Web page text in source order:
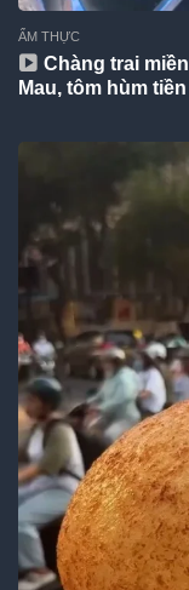
ẨM THỰC
Chàng trai
Mau, tôm hùm